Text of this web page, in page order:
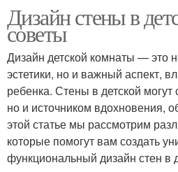
Дизайн стены в
советы
Дизайн детской комнаты — это
эстетики, но и важный аспект,
ребенка. Стены в детской
но и источником вдохновения,
этой статье мы рассмотрим
которые помогут вам создать
функциональный дизайн стен в